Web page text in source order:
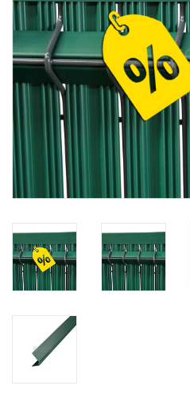
Documenten
Kaart
Contact
Blog